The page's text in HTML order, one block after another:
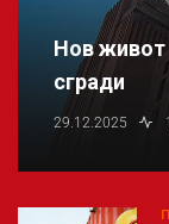
Нов живот
сгради
29.12.2025